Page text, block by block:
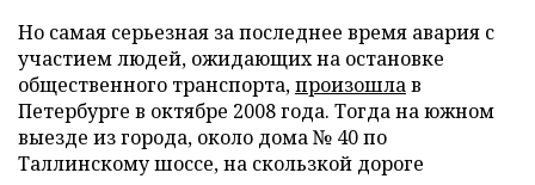
Но самая серьезная за последнее время авария с
участием людей, ожидающих на остановке
общественного транспорта,произошлав
Петербурге в октябре 2008 года. Тогда на южном
выезде из города, около дома № 40 по
Таллинскому шоссе, на скользкой дороге